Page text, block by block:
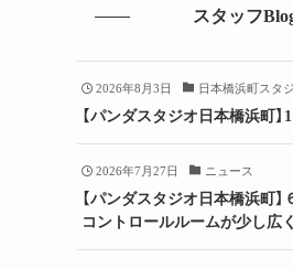
スタッフ
2026年8月3日 日本橋浜町スタ
【パンダスタジオ日本橋浜町
2026年7月27日 ニュース
【パンダスタジオ日本橋浜町
コントロールルームが少し広